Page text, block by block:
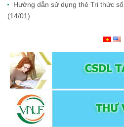
Hướng dẫn sử dụng thẻ Tri thức số
(14/01)